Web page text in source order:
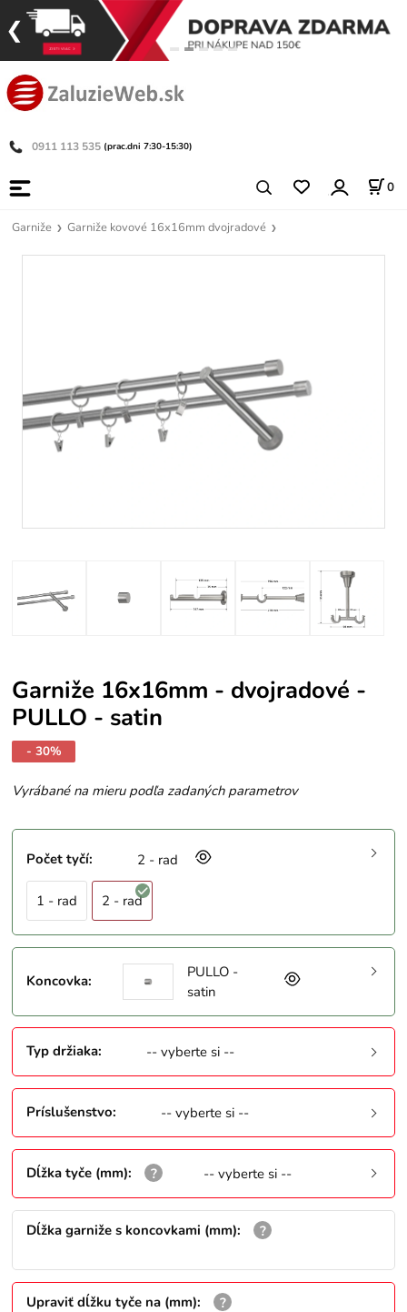
0911 113 535 (prac.dni 7:30-15:30)
0
Garniže Garniže kovové 16x16mm dvojradové
Garniže 16x16mm - dvojradové -
PULLO - satin
- 30%
Vyrábané na mieru podľa zadaných parametrov
Počet tyčí: 2 - rad
1 - rad 2 - rad
Koncovka:
PULLO -
satin
Typ držiaka: -- vyberte si --
Príslušenstvo: -- vyberte si --
Dĺžka tyče (mm): -- vyberte si --
Dĺžka garniže s koncovkami (mm):
Upraviť dĺžku tyče na (mm):